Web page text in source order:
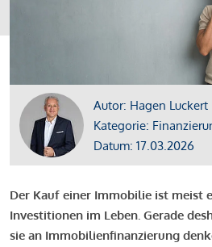
Autor: Hagen Luckert
Kategorie:
Datum: 17.03.2026
Der Kauf einer Immobilie ist meist
Investitionen im Leben. Gerade
sie an Immobilienfinanzierung